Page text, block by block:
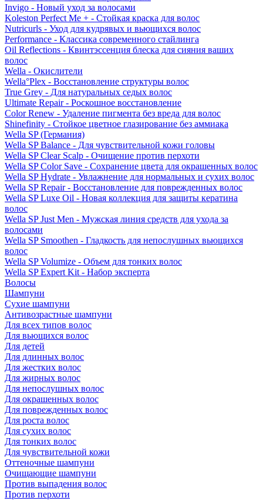
Invigo - Новый уход за волосами
Koleston Perfect Me + - Стойкая краска для волос
Nutricurls - Уход для кудрявых и вьющихся волос
Performance - Классика современного стайлинга
Oil Reflections - Квинтэссенция блеска для сияния ваших
волос
Wella - Окислители
Wella°Plex - Восстановление структуры волос
True Grey - Для натуральных седых волос
Ultimate Repair - Роскошное восстановление
Color Renew - Удаление пигмента без вреда для волос
Shinefinity - Стойкое цветное глазирование без аммиака
Wella SP (Германия)
Wella SP Balance - Для чувствительной кожи головы
Wella SP Clear Scalp - Очищение против перхоти
Wella SP Color Save - Сохранение цвета для окрашенных волос
Wella SP Hydrate - Увлажнение для нормальных и сухих волос
Wella SP Repair - Восстановление для поврежденных волос
Wella SP Luxe Oil - Новая коллекция для защиты кератина
волос
Wella SP Just Men - Мужская линия средств для ухода за
волосами
Wella SP Smoothen - Гладкость для непослушных вьющихся
волос
Wella SP Volumize - Объем для тонких волос
Wella SP Expert Kit - Набор эксперта
Волосы
Шампуни
Сухие шампуни
Антивозрастные шампуни
Для всех типов волос
Для вьющихся волос
Для детей
Для длинных волос
Для жестких волос
Для жирных волос
Для непослушных волос
Для окрашенных волос
Для поврежденных волос
Для роста волос
Для сухих волос
Для тонких волос
Для чувствительной кожи
Оттеночные шампуни
Очищающие шампуни
Против выпадения волос
Против перхоти